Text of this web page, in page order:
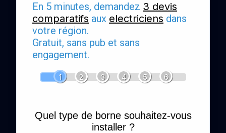
En 5 minutes, demandez 3 devis
comparatifs aux electriciens dans
votre région.
Gratuit, sans pub et sans
engagement.
1 2 3 4 5 6
Quel type de borne souhaitez-vous
installer ?